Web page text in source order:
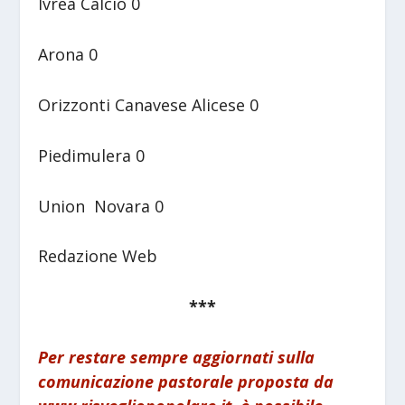
Arona 0
Orizzonti Canavese Alicese 0
Piedimulera 0
Union Novara 0
Redazione Web
***
Per restare sempre aggiornati sulla
comunicazione pastorale proposta da